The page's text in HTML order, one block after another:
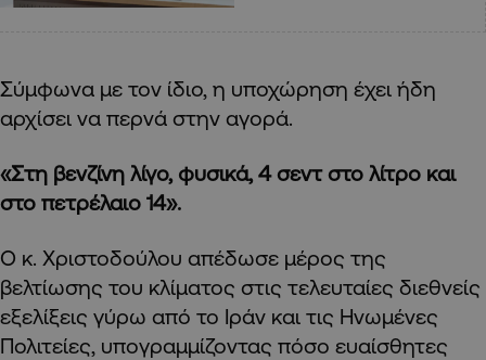
Σύμφωνα με τον ίδιο, η υποχώρηση έχει ήδη
αρχίσει να περνά στην αγορά.
«Στη βενζίνη λίγο, φυσικά, 4 σεντ στο λίτρο και
στο πετρέλαιο 14».
Ο κ. Χριστοδούλου απέδωσε μέρος της
βελτίωσης του κλίματος στις τελευταίες διεθνείς
εξελίξεις γύρω από το Ιράν και τις Ηνωμένες
Πολιτείες, υπογραμμίζοντας πόσο ευαίσθητες